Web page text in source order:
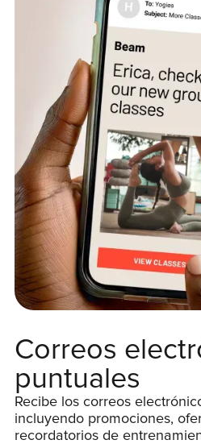
Correos
puntuales
Recibe los correos
incluyendo promociones,
recordatorios de